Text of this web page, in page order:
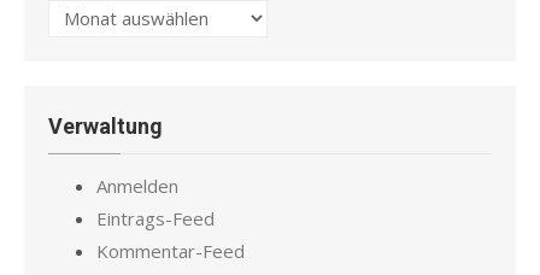
Archiv
Verwaltung
Anmelden
Eintrags-Feed
Kommentar-Feed